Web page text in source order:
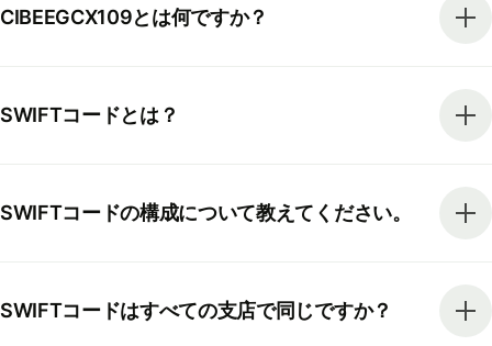
CIBEEGCX109とは何ですか？
SWIFTコードとは？
SWIFTコードの構成について教えてください。
SWIFTコードはすべての支店で同じですか？